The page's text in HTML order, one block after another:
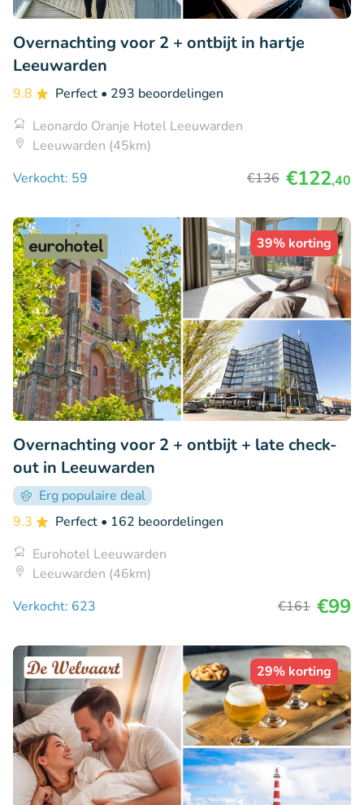
Overnachting voor 2 + ontbijt in hartje
Leeuwarden
9.8 Perfect • 293 beoordelingen
Leonardo Oranje Hotel Leeuwarden
Leeuwarden (45km)
Verkocht: 59
€136 €122,40
39% korting
Overnachting voor 2 + ontbijt + late check-
out in Leeuwarden
Erg populaire deal
9.3
Perfect • 162 beoordelingen
Eurohotel Leeuwarden
Leeuwarden (46km)
Verkocht: 623
€161 €99
29% korting